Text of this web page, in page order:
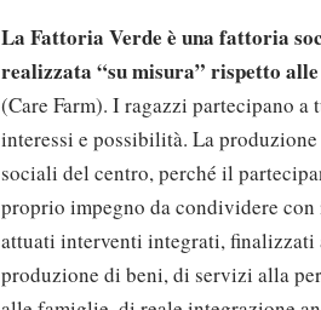
La Fattoria Verde è una fattoria
realizzata “su misura” rispetto
(Care Farm). I ragazzi partecipano
interessi e possibilità. La
sociali del centro, perché il
proprio impegno da condividere
attuati interventi integrati,
produzione di beni, di servizi alla